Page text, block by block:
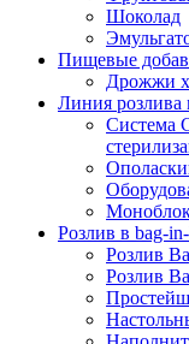
Шоколад
Пищевые
Дрожжи
Линия розлива
Система
Розлив в bag-
Розлив
Розлив